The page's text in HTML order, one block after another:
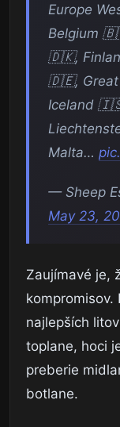
Europe
Belgium
🇩🇰,
🇩🇪,
Iceland
Malta…
— Sheep
May 23,
Zaujímavé je,
kompromisov.
najlepších
toplane, hoci
preberie
botlane.